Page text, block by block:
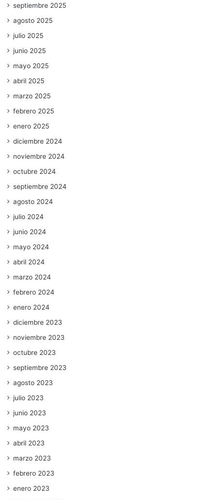
septiembre 2025
agosto 2025
julio 2025
junio 2025
mayo 2025
abril 2025
marzo 2025
febrero 2025
enero 2025
diciembre 2024
noviembre 2024
octubre 2024
septiembre 2024
agosto 2024
julio 2024
junio 2024
mayo 2024
abril 2024
marzo 2024
febrero 2024
enero 2024
diciembre 2023
noviembre 2023
octubre 2023
septiembre 2023
agosto 2023
julio 2023
junio 2023
mayo 2023
abril 2023
marzo 2023
febrero 2023
enero 2023